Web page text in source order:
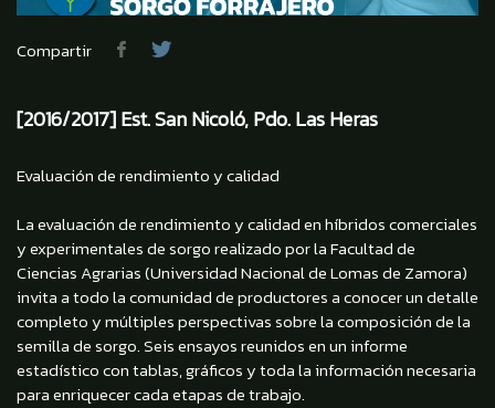
Compartir
[2016/2017] Est. San Nicoló, Pdo. Las Heras
Evaluación de rendimiento y calidad
La evaluación de rendimiento y calidad en híbridos comerciales
y experimentales de sorgo realizado por la Facultad de
Ciencias Agrarias (Universidad Nacional de Lomas de Zamora)
invita a todo la comunidad de productores a conocer un detalle
completo y múltiples perspectivas sobre la composición de la
semilla de sorgo. Seis ensayos reunidos en un informe
estadístico con tablas, gráficos y toda la información necesaria
para enriquecer cada etapas de trabajo.